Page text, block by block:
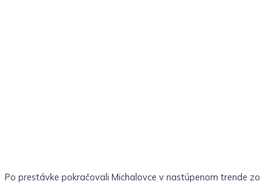
Po prestávke pokračovali Michalovce v nastúpenom trende zo